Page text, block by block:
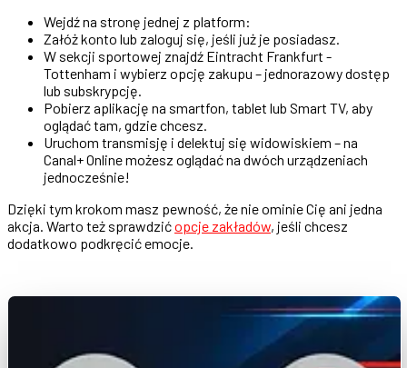
Wejdź na stronę jednej z platform:
Załóż konto lub zaloguj się, jeśli już je posiadasz.
W sekcji sportowej znajdź Eintracht Frankfurt -
Tottenham i wybierz opcję zakupu – jednorazowy dostęp
lub subskrypcję.
Pobierz aplikację na smartfon, tablet lub Smart TV, aby
oglądać tam, gdzie chcesz.
Uruchom transmisję i delektuj się widowiskiem – na
Canal+ Online możesz oglądać na dwóch urządzeniach
jednocześnie!
Dzięki tym krokom masz pewność, że nie ominie Cię ani jedna
akcja. Warto też sprawdzićopcje zakładów, jeśli chcesz
dodatkowo podkręcić emocje.